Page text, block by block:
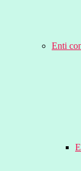
Enti